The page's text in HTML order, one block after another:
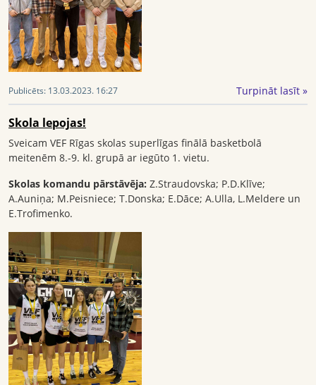
Publicēts: 13.03.2023. 16:27 Turpināt lasīt »
Skola lepojas!
Sveicam VEF Rīgas skolas superlīgas finālā basketbolā
meitenēm 8.-9. kl. grupā ar iegūto 1. vietu.
Skolas komandu pārstāvēja: Z.Straudovska; P.D.Klīve;
A.Auniņa; M.Peisniece; T.Donska; E.Dāce; A.Ulla, L.Meldere un
E.Trofimenko.